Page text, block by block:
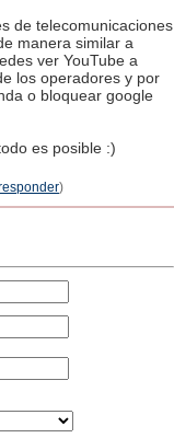
de telecomunicaciones
manera similar a
ver YouTube a
los operadores y por
o bloquear google
es posible :)
)